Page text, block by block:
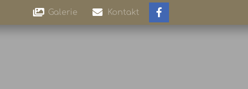
Galerie Kontakt